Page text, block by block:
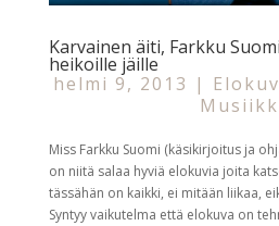
Karvainen äiti, Farkku
heikoille jäille
helmi 9, 2013 |
Miss Farkku Suomi (käsikirjoitus ja
on niitä salaa hyviä elokuvia joita
tässähän on kaikki, ei mitään liikaa,
Syntyy vaikutelma että elokuva on